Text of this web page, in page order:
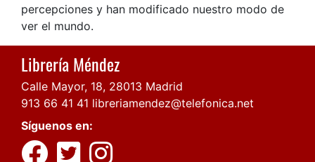
percepciones y han modificado nuestro modo de
ver el mundo.
Librería Méndez
Calle Mayor, 18, 28013 Madrid
913 66 41 41 libreriamendez@telefonica.net
Síguenos en: